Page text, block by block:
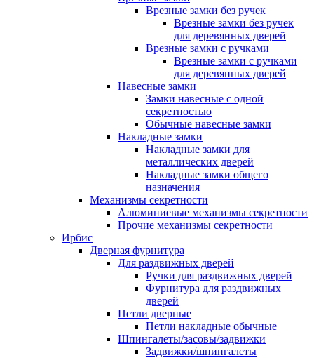
Врезные замки без ручек
Врезные замки без ручек
для деревянных дверей
Врезные замки с ручками
Врезные замки с ручками
для деревянных дверей
Навесные замки
Замки навесные с одной
секретностью
Обычные навесные замки
Накладные замки
Накладные замки для
металлических дверей
Накладные замки общего
назначения
Механизмы секретности
Алюминиевые механизмы секретности
Прочие механизмы секретности
Ирбис
Дверная фурнитура
Для раздвижных дверей
Ручки для раздвижных дверей
Фурнитура для раздвижных
дверей
Петли дверные
Петли накладные обычные
Шпингалеты/засовы/задвижки
Задвижки/шпингалеты